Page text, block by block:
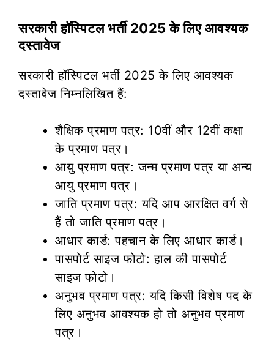
सरकारी हॉस्पिटल भर्ती 2025 के लिए आवश्यक
दस्तावेज
सरकारी हॉस्पिटल भर्ती 2025 के लिए आवश्यक
दस्तावेज निम्नलिखित हैं:
शैक्षिक प्रमाण पत्र: 10वीं और 12वीं कक्षा
के प्रमाण पत्र।
आयु प्रमाण पत्र: जन्म प्रमाण पत्र या अन्य
आयु प्रमाण पत्र।
जाति प्रमाण पत्र: यदि आप आरक्षित वर्ग से
हैं तो जाति प्रमाण पत्र।
आधार कार्ड: पहचान के लिए आधार कार्ड।
पासपोर्ट साइज फोटो: हाल की पासपोर्ट
साइज फोटो।
अनुभव प्रमाण पत्र: यदि किसी विशेष पद के
लिए अनुभव आवश्यक हो तो अनुभव प्रमाण
पत्र।